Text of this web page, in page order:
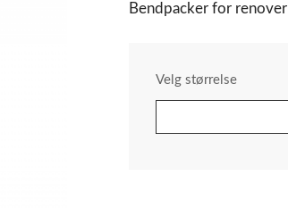
Bendpacker for
Velg størrelse